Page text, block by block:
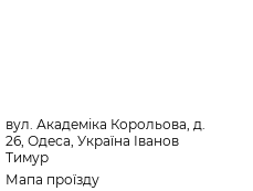
вул. Академіка Корольова, д.
26, Одеса, Україна Іванов
Тимур
Мапа проїзду